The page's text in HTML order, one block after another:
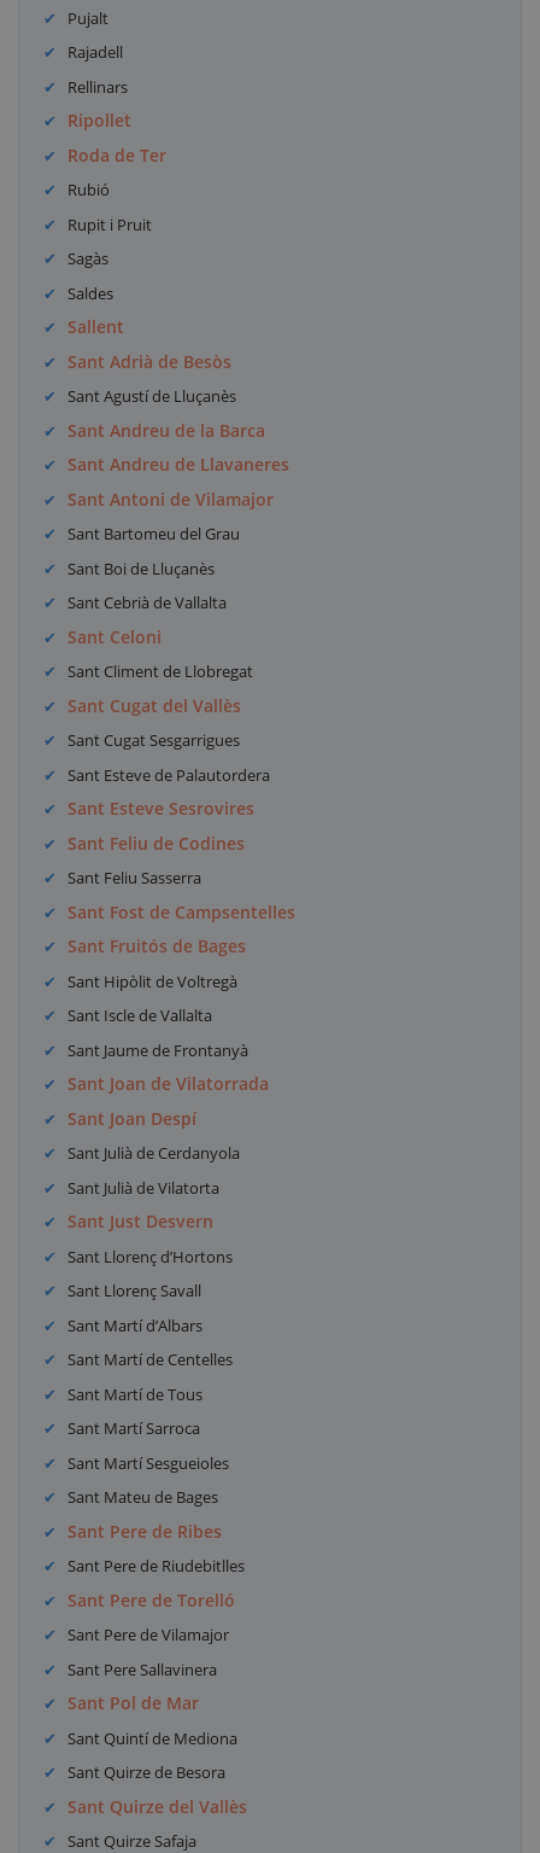
Pujalt
Rajadell
Rellinars
Ripollet
Roda de Ter
Rubió
Rupit i Pruit
Sagàs
Saldes
Sallent
Sant Adrià de Besòs
Sant Agustí de Lluçanès
Sant Andreu de la Barca
Sant Andreu de Llavaneres
Sant Antoni de Vilamajor
Sant Bartomeu del Grau
Sant Boi de Lluçanès
Sant Cebrià de Vallalta
Sant Celoni
Sant Climent de Llobregat
Sant Cugat del Vallès
Sant Cugat Sesgarrigues
Sant Esteve de Palautordera
Sant Esteve Sesrovires
Sant Feliu de Codines
Sant Feliu Sasserra
Sant Fost de Campsentelles
Sant Fruitós de Bages
Sant Hipòlit de Voltregà
Sant Iscle de Vallalta
Sant Jaume de Frontanyà
Sant Joan de Vilatorrada
Sant Joan Despí
Sant Julià de Cerdanyola
Sant Julià de Vilatorta
Sant Just Desvern
Sant Llorenç d’Hortons
Sant Llorenç Savall
Sant Martí d’Albars
Sant Martí de Centelles
Sant Martí de Tous
Sant Martí Sarroca
Sant Martí Sesgueioles
Sant Mateu de Bages
Sant Pere de Ribes
Sant Pere de Riudebitlles
Sant Pere de Torelló
Sant Pere de Vilamajor
Sant Pere Sallavinera
Sant Pol de Mar
Sant Quintí de Mediona
Sant Quirze de Besora
Sant Quirze del Vallès
Sant Quirze Safaja